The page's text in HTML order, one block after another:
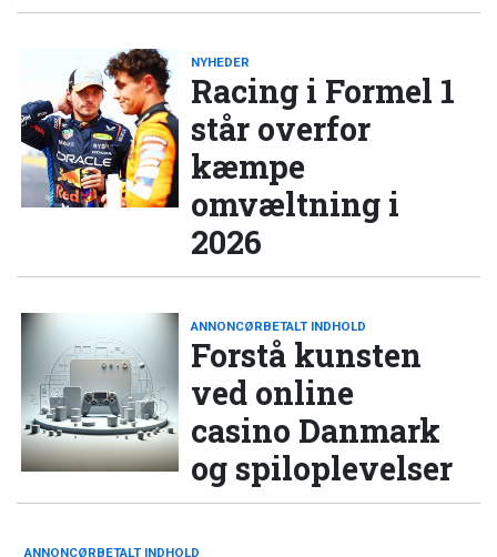
NYHEDER
Racing i Formel 1
står overfor
kæmpe
omvæltning i
2026
ANNONCØRBETALT INDHOLD
Forstå kunsten
ved online
casino Danmark
og spiloplevelser
ANNONCØRBETALT INDHOLD